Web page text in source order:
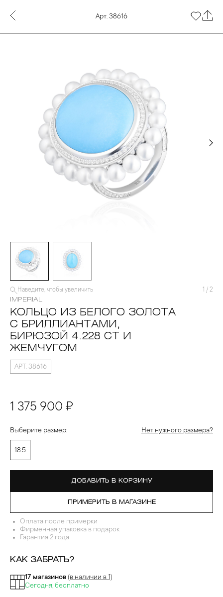
Арт. 38616
Наведите, чтобы увеличить 1 / 2
IMPERIAL
КОЛЬЦО ИЗ БЕЛОГО ЗОЛОТА
С БРИЛЛИАНТАМИ,
БИРЮЗОЙ 4.228 CT И
ЖЕМЧУГОМ
АРТ. 38616
1 375 900 ₽
Выберите размер: Нет нужного размера?
18.5
ДОБАВИТЬ В КОРЗИНУ
ПРИМЕРИТЬ В МАГАЗИНЕ
Оплата после примерки
Фирменная упаковка в подарок
Гарантия 2 года
КАК ЗАБРАТЬ?
17 магазинов (в наличии в 1)
Сегодня, бесплатно